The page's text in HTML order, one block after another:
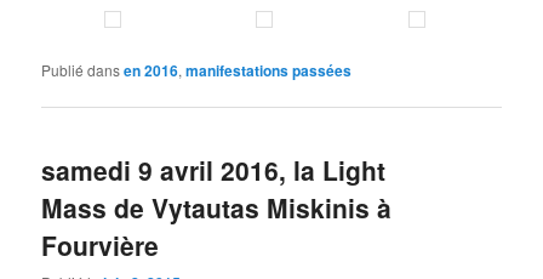
Publié dansen 2016,manifestations passées
samedi 9 avril 2016, la Light
Mass de Vytautas Miskinis à
Fourvière